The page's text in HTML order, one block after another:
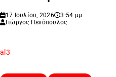
17 Ιουλίου, 2026
3:54 μμ
Γιώργος Πενόπουλος